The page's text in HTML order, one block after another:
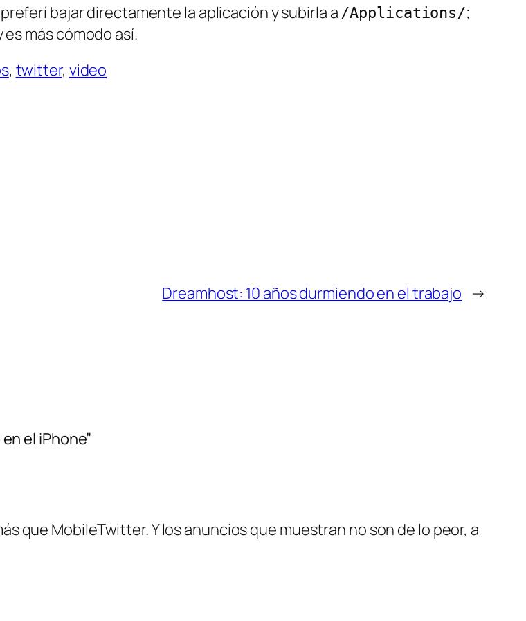
preferí bajar directamente la aplicación y subirla a /Applications/;
más cómodo así.
, twitter, video
Dreamhost: 10 años durmiendo en el trabajo →
el iPhone”
que MobileTwitter. Y los anuncios que muestran no son de lo peor, a